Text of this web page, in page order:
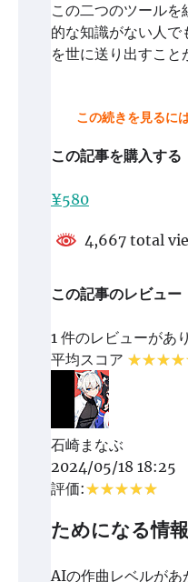
この二つのツール
的な知識がない人で
を世に送り出すこと
この続きを見るに
この記事を購入する
¥580
4,667 total
この記事のレビュー
1 件のレビューがあ
平均スコア
石崎まなぶ
2024/05/18 18:25
評価:
ためになる情
AIの作曲レベルがあ